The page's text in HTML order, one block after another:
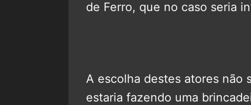
de Ferro, que no caso seria
A escolha destes atores não
estaria fazendo uma